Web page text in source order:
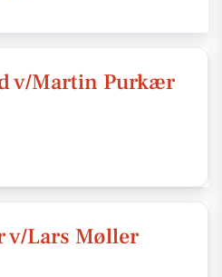
v/Martin Purkær
v/Lars Møller